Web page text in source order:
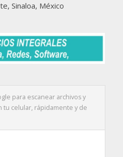
Sinaloa, México
para escanear archivos y
tu celular, rápidamente y de